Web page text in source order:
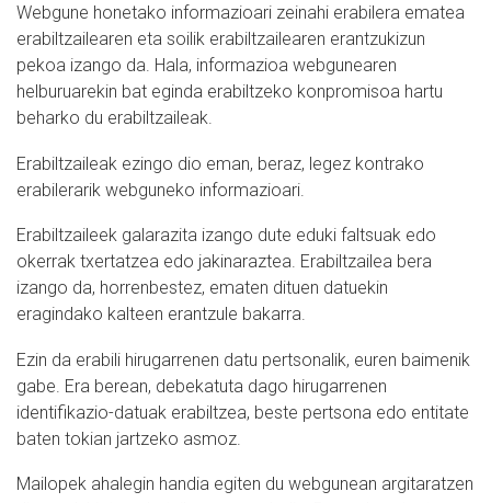
Webgune honetako informazioari zeinahi erabilera ematea
erabiltzailearen eta soilik erabiltzailearen erantzukizun
pekoa izango da. Hala, informazioa webgunearen
helburuarekin bat eginda erabiltzeko konpromisoa hartu
beharko du erabiltzaileak.
Erabiltzaileak ezingo dio eman, beraz, legez kontrako
erabilerarik webguneko informazioari.
Erabiltzaileek galarazita izango dute eduki faltsuak edo
okerrak txertatzea edo jakinaraztea. Erabiltzailea bera
izango da, horrenbestez, ematen dituen datuekin
eragindako kalteen erantzule bakarra.
Ezin da erabili hirugarrenen datu pertsonalik, euren baimenik
gabe. Era berean, debekatuta dago hirugarrenen
identifikazio-datuak erabiltzea, beste pertsona edo entitate
baten tokian jartzeko asmoz.
Mailopek ahalegin handia egiten du webgunean argitaratzen